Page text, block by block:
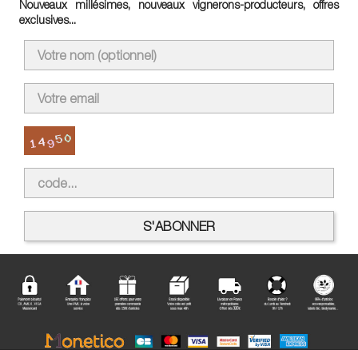
Nouveaux millésimes, nouveaux vignerons-producteurs, offres
exclusives...